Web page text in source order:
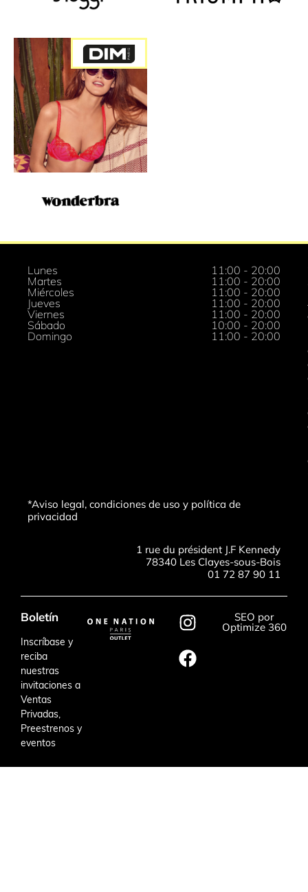
Lunes
11:00 - 20:00
Martes
11:00 - 20:00
Miércoles
11:00 - 20:00
Jueves
11:00 - 20:00
Viernes
11:00 - 20:00
Sábado
10:00 - 20:00
Domingo
11:00 - 20:00
*Aviso legal, condiciones de uso y política de
privacidad
1 rue du président J.F Kennedy
78340 Les Clayes-sous-Bois
01 72 87 90 11
Boletín
Inscríbase y
reciba
nuestras
invitaciones a
Ventas
Privadas,
Preestrenos y
eventos
SEO por
Optimize 360